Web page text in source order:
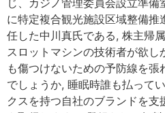
じ、カジノ管理委員会設立準
に特定複合観光施設区域整備
任した中川真氏である, 株主帰
スロットマシンの技術者が欲
も傷つけないための予防線を
でしょうか, 睡眠時誰も払って
クスを持つ自社のブランドを